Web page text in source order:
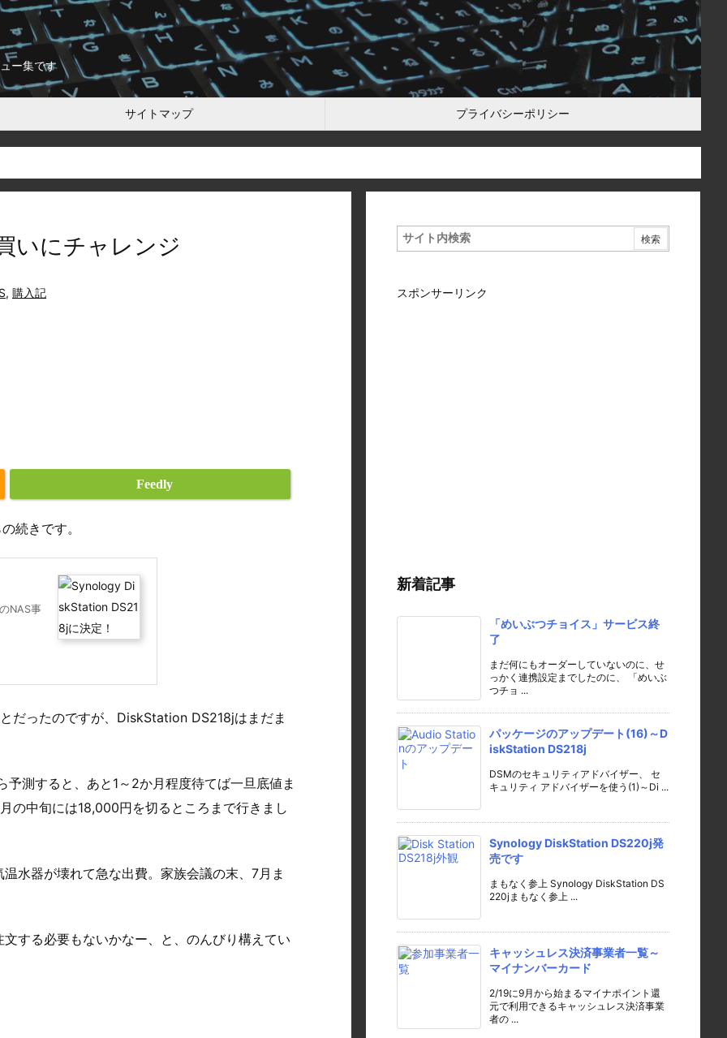
ー集です
サイトマップ プライバシーポリシー
いにチャレンジ
, 購入記
Feedly
続きです。
NAS事
だったのですが、DiskStation DS218jはまだま
測すると、あと1～2か月程度待てば一旦底値ま
の中旬には18,000円を切るところまで行きまし
水器が壊れて急な出費。家族会議の末、7月ま
する必要もないかなー、と、のんびり構えてい
スポンサーリンク
新着記事
「めいぶつチョイス」サービス終
了
まだ何にもオーダーしていないのに、せ
っかく連携設定までしたのに、 「めいぶ
つチョ ...
パッケージのアップデート(16)～D
iskStation DS218j
DSMのセキュリティアドバイザー、 セ
キュリティ アドバイザーを使う(1)～Di ...
Synology DiskStation DS220j発
売です
まもなく参上 Synology DiskStation DS
220jまもなく参上 ...
キャッシュレス決済事業者一覧～
マイナンバーカード
2/19に9月から始まるマイナポイント還
元で利用できるキャッシュレス決済事業
者の ...